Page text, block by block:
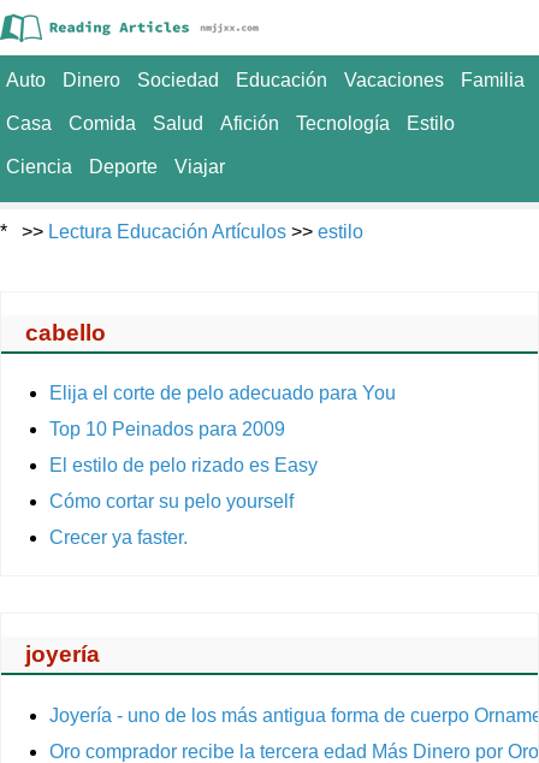
Auto Dinero Sociedad Educación Vacaciones Familia
Casa Comida Salud Afición Tecnología Estilo
Ciencia Deporte Viajar
* >> Lectura Educación Artículos >> estilo
cabello
Elija el corte de pelo adecuado para You
Top 10 Peinados para 2009
El estilo de pelo rizado es Easy
Cómo cortar su pelo yourself
Crecer ya faster.
joyería
Joyería - uno de los más antigua forma de cuerpo
Oro comprador recibe la tercera edad Más Dinero por